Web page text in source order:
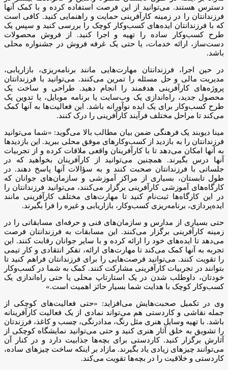
دسترس هستند. می‌توانید از این فرصت استفاده کرده و با کمک آنها
فرزندانتان را در زمینه کارآفرینی حمایت و راهنمایی کنید. کافی است
که با فرزندانتان ایده‌های کسب‌وکار کوچک را بررسی کنید و سپس یک
طرح کسب‌وکار ساده را تهیه و اجرا کنید. از فروش محصولات
دست‌ساز، ارائه خدمات، یا حتی یک غرفه فروش در جشنواره محلی
باشد.
در حین اجرا، فرزندانتان مهارت‌هایی مانند برنامه‌ریزی، بازاریابی،
مدیریت مالی و حل مسئله را تمرین می‌کنند. می‌توانید با فرزندانتان
پروژه‌های کارآفرینی هدفمند را انجام دهید. طراحی و ساخت یک
محصول جدید، راه‌اندازی یک وب‌سایت یا برنامه موبایل، یا تدوین یک
طرح کسب‌وکار برای یک ایده نوآورانه باشد. این فعالیت‌ها به آنها کمک
می‌کند تا مراحل مختلف فرآیند کارآفرینی را درک کنند.
مینا دیوبند یک فرهنگی ضمن بیان مطالب بالا می‌گوید: «شما می‌توانید
فرزندانتان را به بازدید از کسب‌وکارهای موفق محلی ببرید. این بازدیدها
به آنها امکان می‌دهد تا با کارآفرینان واقعی ملاقات کرده و از تجربیات
آنها درس بگیرند. همچنین می‌توانید از کارآفرینان بخواهید که در
جلساتی با فرزندانتان صحبت کنند و به سؤالات آنها پاسخ دهند. در
طول تابستان، بسیاری از مراکز آموزشی و سازمان‌های جوانان که
کارگاه‌های آموزشی کارآفرینی برگزار می‌کنند، می‌توانید فرزندانتان را
در این کارگاه‌ها ثبت‌نام کنید تا مهارت‌های مختلف کارآفرینی مانند
ایده‌پردازی، برنامه‌ریزی کسب‌وکار، بازاریابی و غیره را فرا بگیرند.
حتی بسیاری از مدارس و سازمان‌های فنی و حرفه‌ای مسابقاتی را در
زمینه کارآفرینی برگزار می‌کنند. این مسابقات به فرزندانتان فرصت
می‌دهد تا ایده‌های خود را ارائه کرده و با سایر جوانان رقابت کنند. این
تجربه به آنها کمک می‌کند تا مهارت‌های ارائه، تفکر انتقادی و کار تیمی
را تقویت کنند. می‌توانید فرصت‌هایی را برای فرزندانتان فراهم کنید تا
بتوانند در تجربیات کارآفرینی مشارکت کنند. کمک به شما در کسب‌وکار
خودتان، داوطلب شدن در یک استارتاپ محلی یا حتی راه‌اندازی یک
کسب‌وکار کوچک با هدایت شما بسیار حائز اهمیت است.»
وی در تکمیل صحبت‌هایش می‌افزاید: «حتی فعالیت‌های کوچکی از
جمله نقاشی و کاردستی هم می‌تواند نمادی از یک فعالیت کارآفرینانه
باشد. با تهیه وسایل هنری مثل رنگ، مدادرنگی، چسب و کاغذ، فرزندتان
را تشویق به خلق آثار هنری کنید و حتی می‌توانید نمایشگاه کوچکی از
آثارش برگزار کنید. کاردستی برای بچه‌ها جذابیت دارد و در کنار آن
می‌توانند چیزهای زیادی یاد بگیرند. مازاد بر اینکه ساخت چیزهای ساده،
کاردستی و خلاقیت را در بچه‌ها تقویت می‌کند.